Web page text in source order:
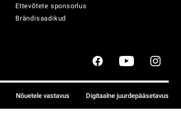
Ettevõtete sponsorlus
Brändisaadikud
Nõuetele vastavus Digitaalne juurdepääsetavus